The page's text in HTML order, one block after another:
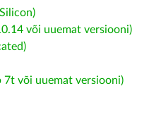
või uuemat versiooni)
7t või uuemat versiooni)